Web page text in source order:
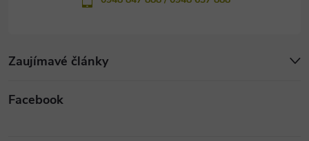
Zaujímavé články
Facebook